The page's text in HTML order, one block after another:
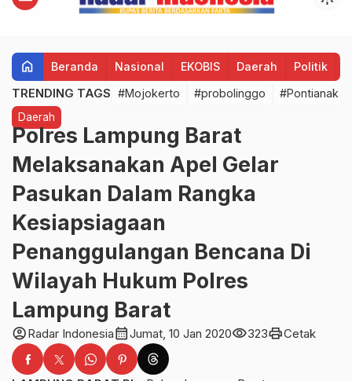
home Beranda Nasional EKOBIS Daerah Politik
TRENDING TAGS #Mojokerto #probolinggo #Pontianak
Daerah
Polres Lampung Barat
Melaksanakan Apel Gelar
Pasukan Dalam Rangka
Kesiapsiagaan
Penanggulangan Bencana Di
Wilayah Hukum Polres
Lampung Barat
account_circleRadar Indonesiacalendar_monthJumat, 10 Jan 2020visibility323printCetak